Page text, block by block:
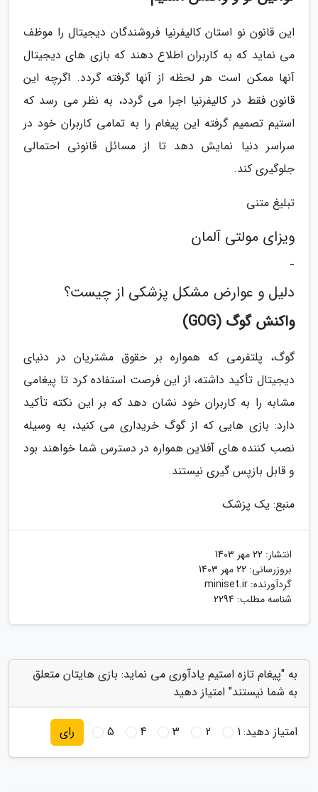
این قانون نو استان کالیفرنیا فروشندگان دیجیتال را موظف
می نماید که به کاربران اطلاع دهند که بازی های دیجیتال
آنها ممکن است هر لحظه از آنها گرفته گردد. اگرچه این
قانون فقط در کالیفرنیا اجرا می گردد، به نظر می رسد که
استیم تصمیم گرفته این پیغام را به تمامی کاربران خود در
سراسر دنیا نمایش دهد تا از مسائل قانونی احتمالی
جلوگیری کند.
تبلیغ متنی
ویزای مولتی آلمان
-
دلیل و عوارض مشکل پزشکی از چیست؟
واکنش گوگ (GOG)
گوگ، پلتفرمی که همواره بر حقوق مشتریان در دنیای
دیجیتال تأکید داشته، از این فرصت استفاده کرد تا پیغامی
مشابه را به کاربران خود نشان دهد که بر این نکته تأکید
دارد: بازی هایی که از گوگ خریداری می کنید، به وسیله
نصب کننده های آفلاین همواره در دسترس شما خواهند بود
و قابل بازپس گیری نیستند.
منبع: یک پزشک
انتشار: 22 مهر 1403
بروزرسانی: 22 مهر 1403
گردآورنده: miniset.ir
شناسه مطلب: 2294
به "پیغام تازه استیم یادآوری می نماید: بازی هایتان متعلق
به شما نیستند" امتیاز دهید
امتیاز دهید:1
2
3
4
5 رای